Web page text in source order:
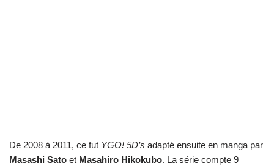
De 2008 à 2011, ce fut YGO! 5D’s adapté ensuite en manga par
Masashi Sato et Masahiro Hikokubo. La série compte 9